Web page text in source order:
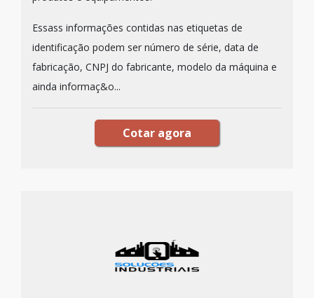
Essass informações contidas nas etiquetas de
identificação podem ser número de série, data de
fabricação, CNPJ do fabricante, modelo da máquina e
ainda informaç&o...
Cotar agora